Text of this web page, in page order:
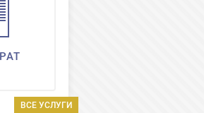
ВСЕ УСЛУГИ